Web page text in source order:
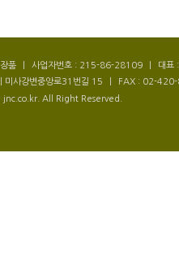
품 사업자번호 : 215-86-28109
대표
미사강변중앙로31번길 15
FAX : 02-
All Right Reserved.